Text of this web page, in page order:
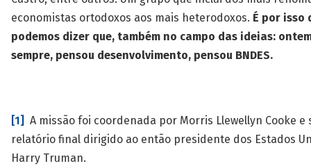
economistas ortodoxos aos mais heterodoxos. É por isso
podemos dizer que, também no campo das ideias:
sempre, pensou desenvolvimento, pensou BNDES.
[1] A missão foi coordenada por Morris Llewellyn Cooke e
relatório final dirigido ao então presidente dos Estados
Harry Truman.